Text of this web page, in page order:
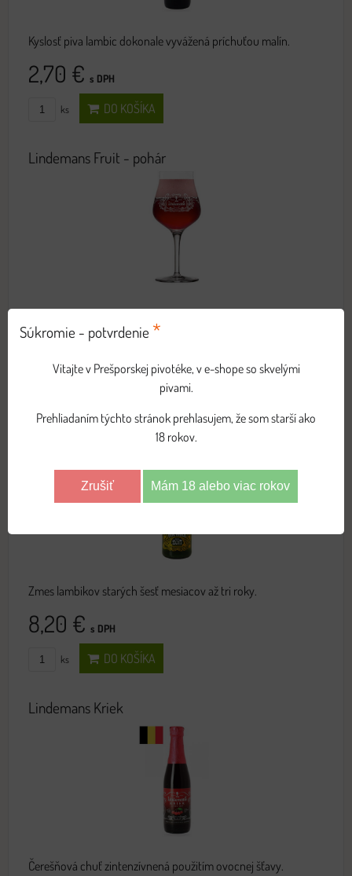
Kyslosť piva lambic dokonale vyvážená príchuťou malín.
2,70 € s DPH
ks DO KOŠÍKA
Lindemans Fruit - pohár
4,20 €
Lindemans Gueuze Cuvée René 2023
Zmes lambikov starých šesť mesiacov až tri roky.
8,20 € s DPH
ks DO KOŠÍKA
Lindemans Kriek
Čerešňová chuť zintenzívnená použitím ovocnej šťavy.
Súkromie - potvrdenie *
Vitajte v Prešporskej pivotéke, v e-shope so skvelými
pivami.
Prehliadaním týchto stránok prehlasujem, že som starší ako
18 rokov.
Zrušiť Mám 18 alebo viac rokov